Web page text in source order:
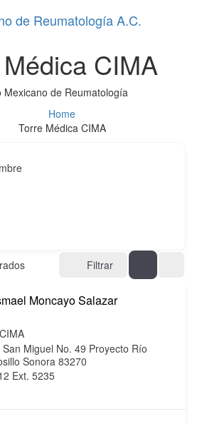
CIMA
Mexicano de Reumatología
Home
Torre Médica CIMA
Filtrar
Moncayo Salazar
Miguel No. 49 Proyecto Río
Sonora 83270
Ext. 5235